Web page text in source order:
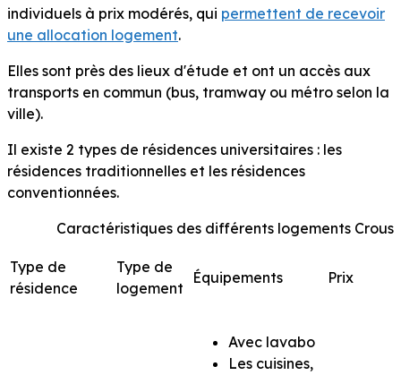
individuels à prix modérés, qui permettent de recevoir
une allocation logement.
Elles sont près des lieux d'étude et ont un accès aux
transports en commun (bus, tramway ou métro selon la
ville).
Il existe 2 types de résidences universitaires : les
résidences traditionnelles et les résidences
conventionnées.
Caractéristiques des différents logements Crous
Type de
résidence
Type de
logement
Équipements Prix
Avec lavabo
Les cuisines,